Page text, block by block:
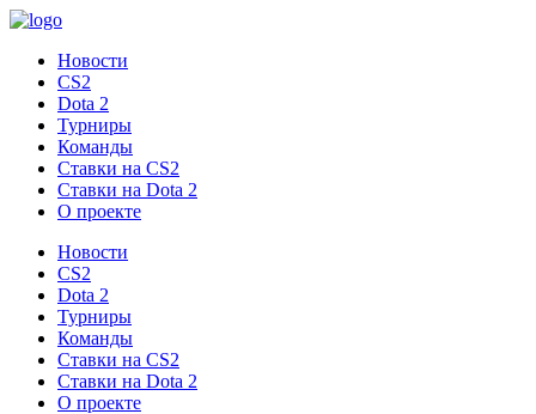
Новости
CS2
Dota 2
Турниры
Команды
Ставки на CS2
Ставки на Dota 2
О проекте
Новости
CS2
Dota 2
Турниры
Команды
Ставки на CS2
Ставки на Dota 2
О проекте